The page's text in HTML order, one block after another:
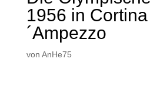
1956 in
´Ampezzo
von AnHe75